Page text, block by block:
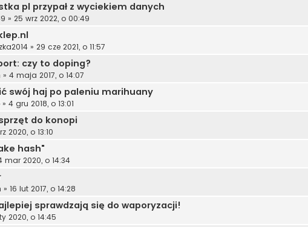
pl przypał z wyciekiem danych
» 25 wrz 2022, o 00:49
» 29 cze 2021, o 11:57
czy to doping?
» 4 maja 2017, o 14:07
swój haj po paleniu marihuany
» 4 gru 2018, o 13:01
do konopi
2020, o 13:10
hash"
mar 2020, o 14:34
» 16 lut 2017, o 14:28
sprawdzają się do waporyzacji!
2020, o 14:45